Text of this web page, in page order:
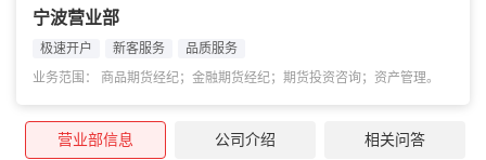
宁波营业部
极速开户 新客服务
品质服务
业务范围： 商品期货经纪；金融期货经纪；期货投资咨询；资产管理。
营业部信息 公司介绍 相关问答